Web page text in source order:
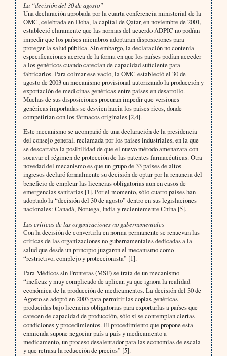
La “decisión del 30 de agosto”
Una declaración aprobada por la cuarta conferencia ministerial de la
OMC, celebrada en Doha, la capital de Qatar, en noviembre de 2001,
estableció claramente que las normas del acuerdo ADPIC no podían
impedir que los países miembros adoptaran disposiciones para
proteger la salud pública. Sin embargo, la declaración no contenía
especificaciones acerca de la forma en que los países podían acceder
a los genéricos cuando carecían de capacidad suficiente para
fabricarlos. Para colmar ese vacío, la OMC estableció el 30 de
agosto de 2003 un mecanismo provisional autorizando la producción y
exportación de medicinas genéricas entre países en desarrollo.
Muchas de sus disposiciones procuran impedir que versiones
genéricas importadas se desvíen hacia los países ricos, donde
competirían con los fármacos originales [2,4].
Este mecanismo se acompañó de una declaración de la presidencia
del consejo general, reclamada por los países industriales, en la que
se descartaba la posibilidad de que el nuevo método amenazara con
socavar el régimen de protección de las patentes farmacéuticas. Otra
novedad del mecanismo es que un grupo de 33 países de altos
ingresos declaró formalmente su decisión de optar por la renuncia del
beneficio de emplear las licencias obligatorias aun en casos de
emergencias sanitarias [1]. Por el momento, sólo cuatro países han
adoptado la “decisión del 30 de agosto” dentro en sus legislaciones
nacionales: Canadá, Noruega, India y recientemente China [5].
Las críticas de las organizaciones no gubernamentales
Con la decisión de convertirla en norma permanente se renuevan las
críticas de las organizaciones no gubernamentales dedicadas a la
salud que desde un principio juzgaron el mecanismo como
“restrictivo, complejo y proteccionista” [1].
Para Médicos sin Fronteras (MSF) se trata de un mecanismo
“ineficaz y muy complicado de aplicar, ya que ignora la realidad
económica de la producción de medicamentos. La decisión del 30 de
Agosto se adoptó en 2003 para permitir las copias genéricas
producidas bajo licencias obligatorias para exportarlas a países que
carecen de capacidad de producción, sólo si se contemplan ciertas
condiciones y procedimientos. El procedimiento que propone esta
enmienda supone negociar país a país y medicamento a
medicamento, un proceso desalentador para las economías de escala
y que retrasa la reducción de precios” [5].